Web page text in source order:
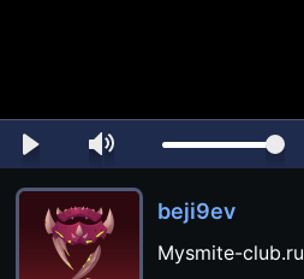
beji9ev
Mysmite-club.ru